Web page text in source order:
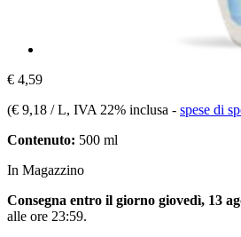
€ 4,59
(€ 9,18 / L, IVA 22% inclusa - spese di
Contenuto: 500 ml
In Magazzino
Consegna entro il giorno giovedì, 13
alle ore 23:59.